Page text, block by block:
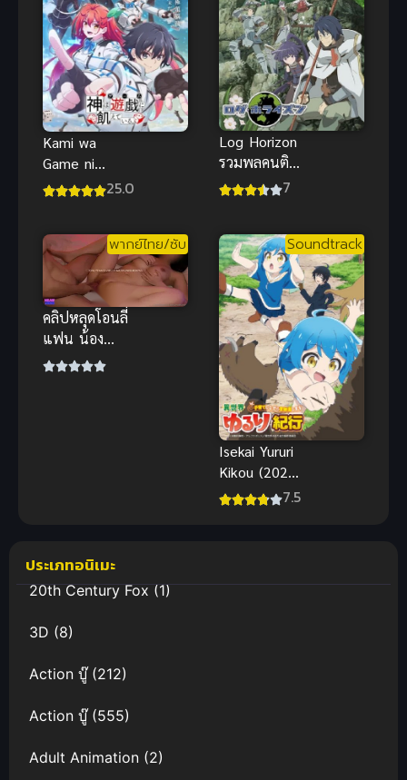
ภาค 2
Kami wa
Game ni
Ueteiru ซับ25.0
Log Horizon
รวมพลคนติด
อยู่ในเกมส์7
พากย์ไทย/ซับ
คลิปหลุดโอนลี่
แฟน น้อง
เหมียว คอส
Soundtrack
Isekai Yururi
Kikou (2024)
บันทึกการเดิน
7.5
ประเภทอนิเมะ
20th Century Fox(1)
3D (8)
Action บู๊(212)
Action บู๊(555)
Adult Animation (2)